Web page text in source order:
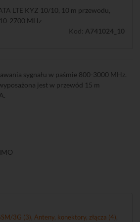
LTE KYZ 10/10, 10 m przewodu,
2700 MHz
Kod: A741024_10
sygnału w paśmie 800-3000 MHz.
jest w przewód 15 m
3G (3) Anteny, konektory, złącza (4)